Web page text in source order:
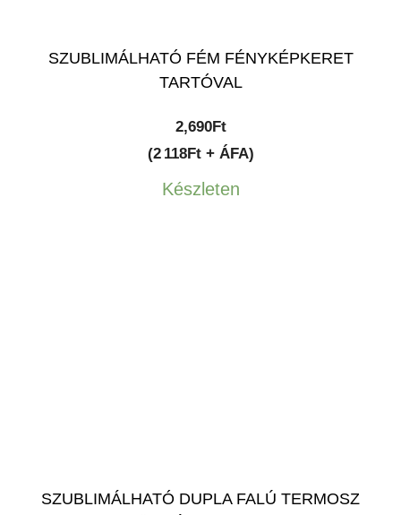
SZUBLIMÁLHATÓ FÉM FÉNYKÉPKERET
TARTÓVAL
2,690Ft
(2 118Ft + ÁFA)
Készleten
SZUBLIMÁLHATÓ DUPLA FALÚ TERMOSZ